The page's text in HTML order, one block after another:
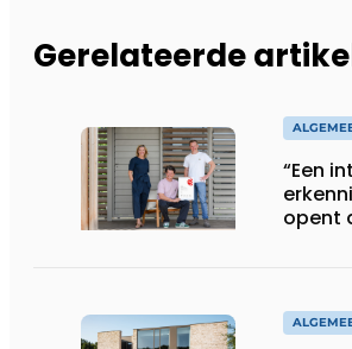
Gerelateerde
“Een
opent